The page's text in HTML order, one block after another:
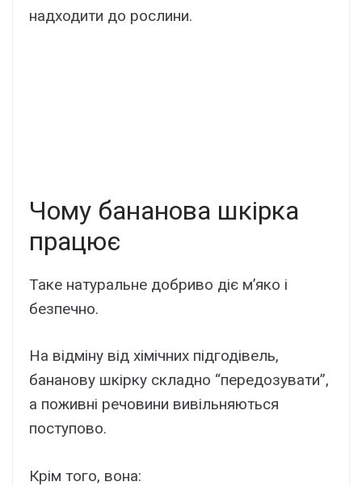
надходити до рослини.
Чому бананова шкірка
працює
Таке натуральне добриво діє м’яко і
безпечно.
На відміну від хімічних підгодівель,
бананову шкірку складно “передозувати”,
а поживні речовини вивільняються
поступово.
Крім того, вона: